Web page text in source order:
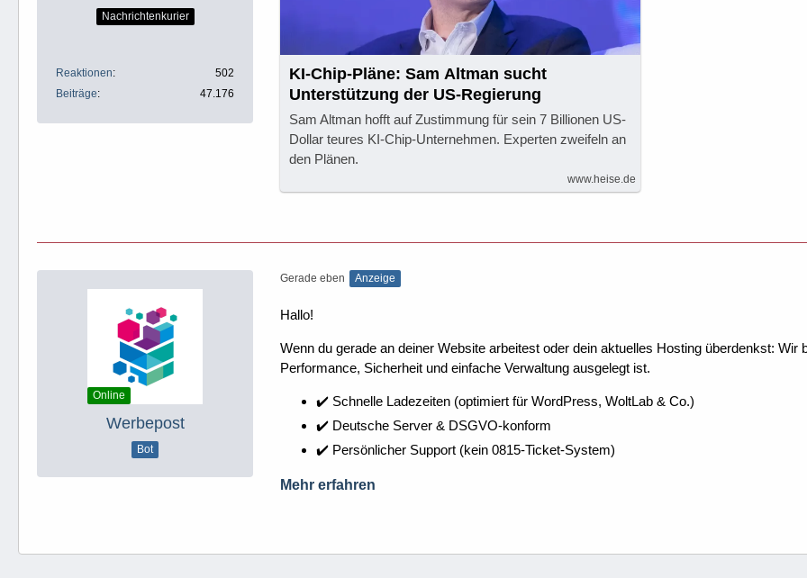
Nachrichtenkurier
Reaktionen
502
Beiträge
47.176
KI-Chip-Pläne: Sam Altman sucht
Unterstützung der US-Regierung
Sam Altman hofft auf Zustimmung für sein 7 Billionen US-
Dollar teures KI-Chip-Unternehmen. Experten zweifeln an
den Plänen.
www.heise.de
Online
Werbepost
Bot
Gerade eben Anzeige
Hallo!
Wenn du gerade an deiner Website arbeitest oder dein aktuelles Hosting überdenkst:
Performance, Sicherheit und einfache Verwaltung ausgelegt ist.
✔️ Schnelle Ladezeiten (optimiert für WordPress, WoltLab & Co.)
✔️ Deutsche Server & DSGVO-konform
✔️ Persönlicher Support (kein 0815-Ticket-System)
Mehr erfahren